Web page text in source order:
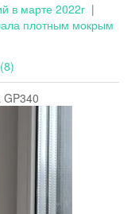
в марте 2022г |
плотным мокрым